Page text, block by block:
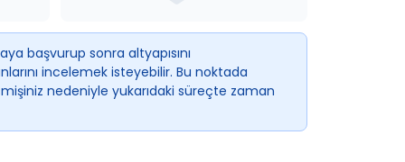
başvurup sonra altyapısını
incelemek isteyebilir. Bu noktada
nedeniyle yukarıdaki süreçte zaman